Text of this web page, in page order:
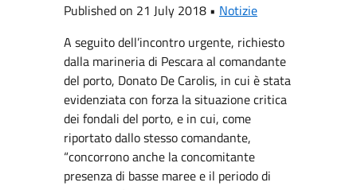
Published on 21 July 2018 • Notizie
A seguito dell’incontro urgente, richiesto
dalla marineria di Pescara al comandante
del porto, Donato De Carolis, in cui è stata
evidenziata con forza la situazione critica
dei fondali del porto, e in cui, come
riportato dallo stesso comandante,
“concorrono anche la concomitante
presenza di basse maree e il periodo di